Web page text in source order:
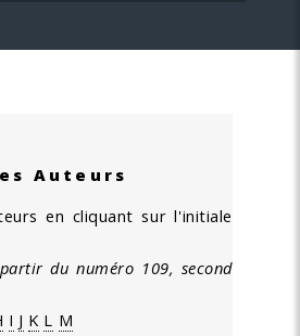
Auteurs
en cliquant sur l'initiale
du numéro 109, second
I J K L M